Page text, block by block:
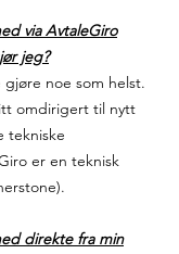
via AvtaleGiro
jeg?
noe som helst.
omdirigert til nytt
tekniske
er en teknisk
direkte fra min